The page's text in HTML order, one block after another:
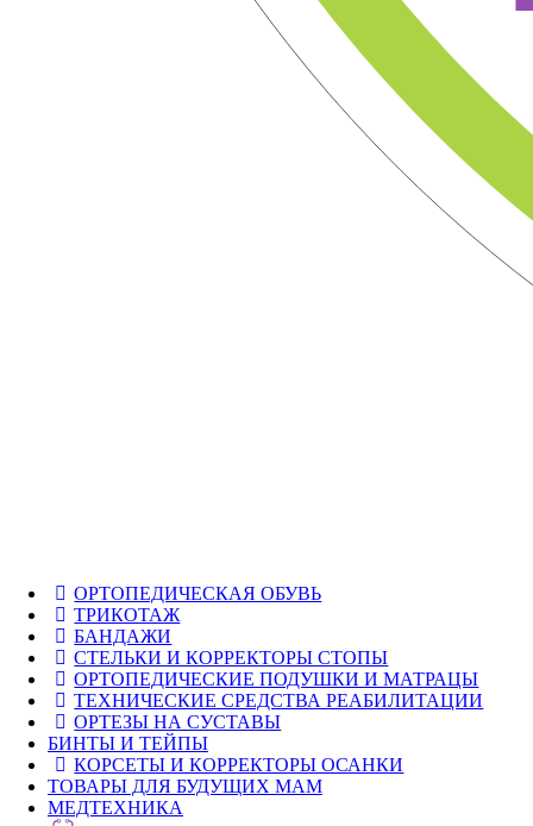
ОРТОПЕДИЧЕСКАЯ ОБУВЬ
ТРИКОТАЖ
БАНДАЖИ
СТЕЛЬКИ И КОРРЕКТОРЫ СТОПЫ
ОРТОПЕДИЧЕСКИЕ ПОДУШКИ И МАТРАЦЫ
ТЕХНИЧЕСКИЕ СРЕДСТВА РЕАБИЛИТАЦИИ
ОРТЕЗЫ НА СУСТАВЫ
БИНТЫ И ТЕЙПЫ
КОРСЕТЫ И КОРРЕКТОРЫ ОСАНКИ
ТОВАРЫ ДЛЯ БУДУЩИХ МАМ
МЕДТЕХНИКА